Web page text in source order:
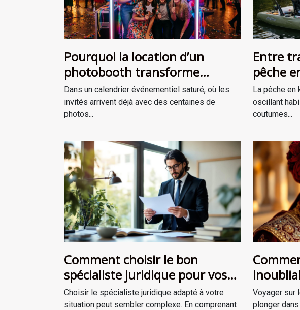
Pourquoi la location d’un
photobooth transforme
l’ambiance de votre événement
Dans un calendrier événementiel saturé, où les
invités arrivent déjà avec des centaines de
photos...
Entre
pêche
La pêche en
oscillant
coutumes...
Comment choisir le bon
spécialiste juridique pour vos
besoins ?
Choisir le spécialiste juridique adapté à votre
situation peut sembler complexe. En comprenant
Voyager sur
plonger